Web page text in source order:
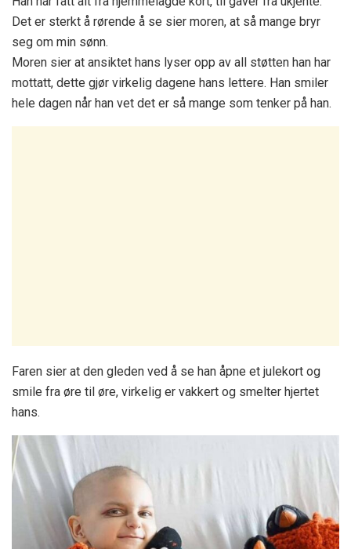
Det er sterkt å rørende å se sier moren, at så mange bryr
seg om min sønn.
Moren sier at ansiktet hans lyser opp av all støtten han har
mottatt, dette gjør virkelig dagene hans lettere. Han smiler
hele dagen når han vet det er så mange som tenker på han.
Faren sier at den gleden ved å se han åpne et julekort og
smile fra øre til øre, virkelig er vakkert og smelter hjertet
hans.